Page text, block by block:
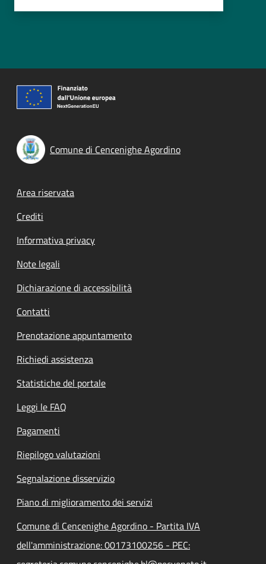
Comune di Cencenighe Agordino
Footer menu
Area riservata
Crediti
Informativa privacy
Note legali
Dichiarazione di accessibilità
Contatti
Prenotazione appuntamento
Richiedi assistenza
Statistiche del portale
Leggi le FAQ
Pagamenti
Riepilogo valutazioni
Segnalazione disservizio
Piano di miglioramento dei servizi
Comune di Cencenighe Agordino - Partita IVA
dell'amministrazione: 00173100256 - PEC: